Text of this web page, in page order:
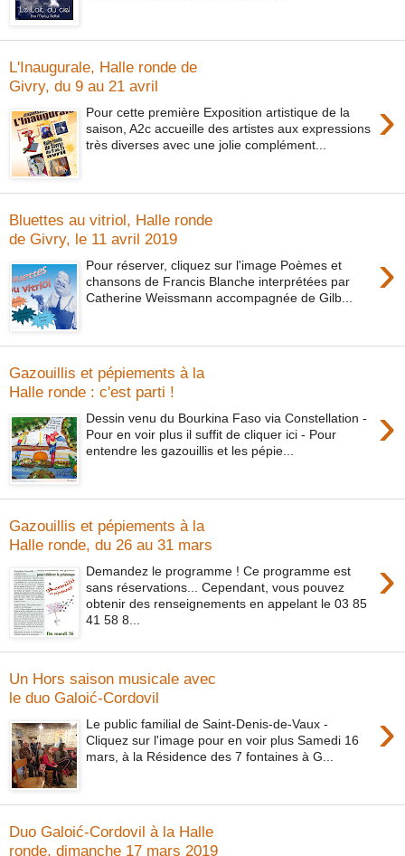
L'Inaugurale, Halle ronde de
Givry, du 9 au 21 avril
›
Pour cette première Exposition artistique de la
saison, A2c accueille des artistes aux expressions
très diverses avec une jolie complément...
Bluettes au vitriol, Halle ronde
de Givry, le 11 avril 2019
›
Pour réserver, cliquez sur l'image Poèmes et
chansons de Francis Blanche interprétées par
Catherine Weissmann accompagnée de Gilb...
Gazouillis et pépiements à la
Halle ronde : c'est parti !
›
Dessin venu du Bourkina Faso via Constellation -
Pour en voir plus il suffit de cliquer ici - Pour
entendre les gazouillis et les pépie...
Gazouillis et pépiements à la
Halle ronde, du 26 au 31 mars
›
Demandez le programme ! Ce programme est
sans réservations... Cependant, vous pouvez
obtenir des renseignements en appelant le 03 85
41 58 8...
Un Hors saison musicale avec
le duo Galoić-Cordovil
›
Le public familial de Saint-Denis-de-Vaux -
Cliquez sur l'image pour en voir plus Samedi 16
mars, à la Résidence des 7 fontaines à G...
Duo Galoić-Cordovil à la Halle
ronde, dimanche 17 mars 2019